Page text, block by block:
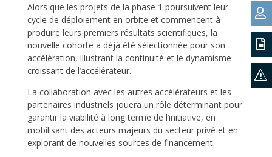
Alors que les projets de la phase 1 poursuivent leur
cycle de déploiement en orbite et commencent à
produire leurs premiers résultats scientifiques, la
nouvelle cohorte a déjà été sélectionnée pour son
accélération, illustrant la continuité et le dynamisme
croissant de l’accélérateur.
La collaboration avec les autres accélérateurs et les
partenaires industriels jouera un rôle déterminant pour
garantir la viabilité à long terme de l’initiative, en
mobilisant des acteurs majeurs du secteur privé et en
explorant de nouvelles sources de financement.


s